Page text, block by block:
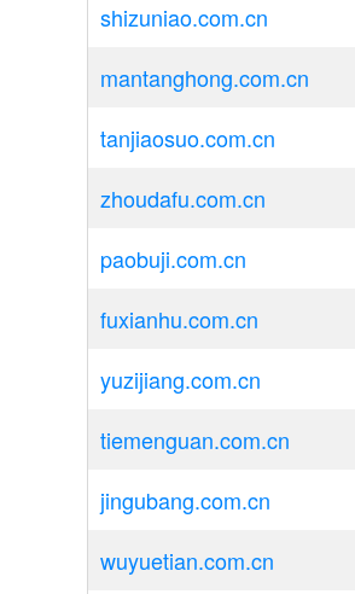
shizuniao.com.cn
mantanghong.com.cn
tanjiaosuo.com.cn
zhoudafu.com.cn
paobuji.com.cn
fuxianhu.com.cn
yuzijiang.com.cn
tiemenguan.com.cn
jingubang.com.cn
wuyuetian.com.cn